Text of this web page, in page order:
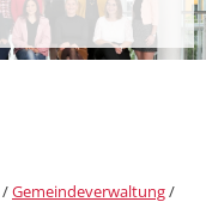
/Gemeindeverwaltung/